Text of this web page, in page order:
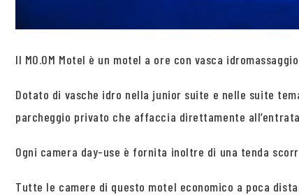
Il MO.OM Motel è un motel a ore con vasca
Dotato di vasche idro nella junior suite e nelle suite
parcheggio privato che affaccia direttamente
Ogni camera day-use è fornita inoltre di una tenda
Tutte le camere di questo motel economico a poca